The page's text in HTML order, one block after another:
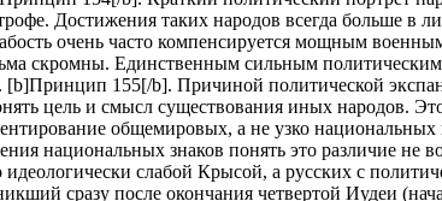
Достижения таких народов всегда больше
очень часто компенсируется мощным
скромны. Единственным сильным политическим
155[/b]. Причиной политической
цель и смысл существования иных народов.
общемировых, а не узко
национальных знаков понять это различие
слабой Крысой, а русских с
сразу после окончания четвертой Иудеи